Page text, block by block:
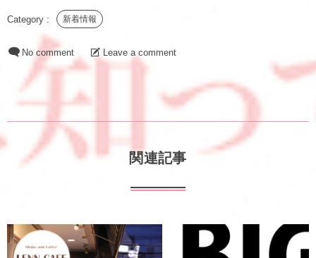
新着情報
No comment Leave a comment
関連記事